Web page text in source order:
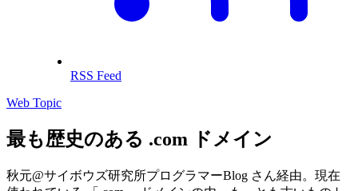
RSS Feed
Web Topic
最も歴史のある .com ドメイン
秋元@サイボウズ研究所プログラマーBlog さん経由。現在